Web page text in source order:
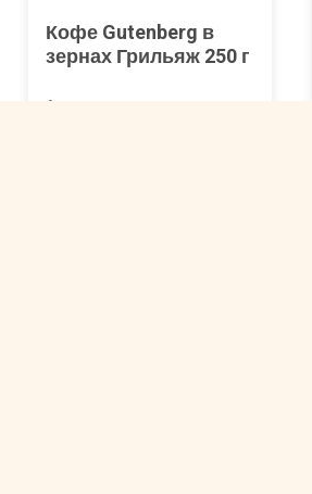
Кофе Gutenberg в
зернах Грильяж 250 г
Арт. 00001174